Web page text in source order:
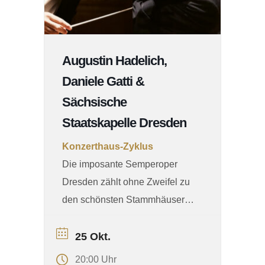
Augustin Hadelich,
Daniele Gatti &
Sächsische
Staatskapelle Dresden
Konzerthaus-Zyklus
Die imposante Semperoper
Dresden zählt ohne Zweifel zu
den schönsten Stammhäusern,
wünschen kann. Wie
beglückend, dass das
25 Okt.
20:00 Uhr